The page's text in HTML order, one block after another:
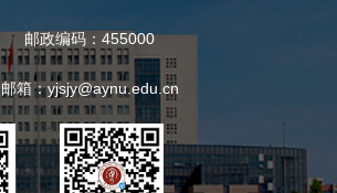
邮政编码：455000
邮箱：yjsjy@aynu.edu.cn